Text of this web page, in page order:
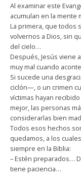
Al examinar este
acumulan en la mente
La primera, que todos
volvernos a Dios, sin
del cielo…
Después, Jesús viene
muy mal cuando
Si sucede una
ciclón—, o un crimen
víctimas hayan
mejor, las personas
considerarlas bien
Todos esos hechos
quedamos, a los
siempre en la Biblia:
– Estén preparados…
tiene paciencia…